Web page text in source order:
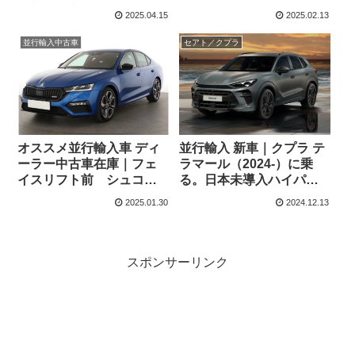
ト2.0TSI vRS 7DSG 右ハ
2025.04.15
コディアック 1.5 TSI SE L
右ハンドル
2025.02.13
並行輸入中古車
オススメ並行輸入車 ディ
ーラー中古車在庫｜フェ
イスリフト前 シュコダ
2025.01.30
セアト／クプラ
並行輸入 新車｜クプラ テ
ラマール（2024-）に乗
る。日本未導入ハイパフ
ォーマンスSUVの概要・
2024.12.13
スポンサーリンク